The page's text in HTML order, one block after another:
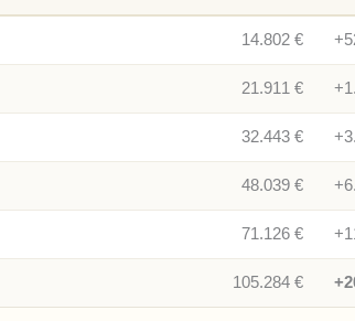
14.802 €
21.911 €
32.443 €
48.039 €
71.126 €
105.284 €